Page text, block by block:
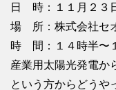
日 時：１１月２３
場 所：株式会社セ
時 間：１４時半〜
産業用太陽光発電か
という方からどうや